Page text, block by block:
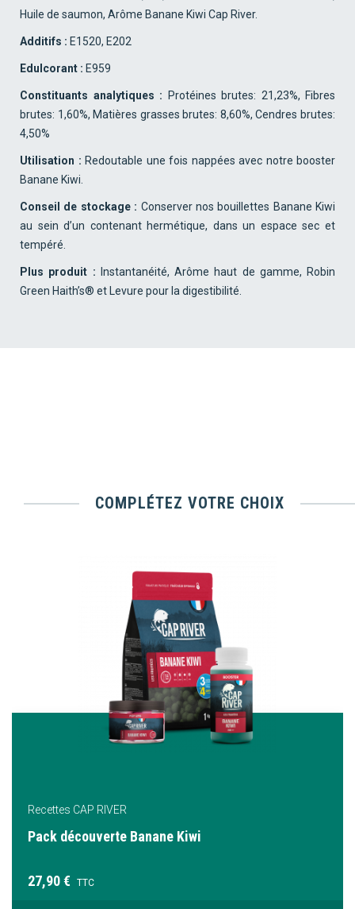
Huile de saumon, Arôme Banane Kiwi Cap River.
Additifs : E1520, E202
Edulcorant : E959
Constituants analytiques : Protéines brutes: 21,23%, Fibres
brutes: 1,60%, Matières grasses brutes: 8,60%, Cendres brutes:
4,50%
Utilisation : Redoutable une fois nappées avec notre booster
Banane Kiwi.
Conseil de stockage : Conserver nos bouillettes Banane Kiwi
au sein d’un contenant hermétique, dans un espace sec et
tempéré.
Plus produit : Instantanéité, Arôme haut de gamme, Robin
Green Haith’s® et Levure pour la digestibilité.
COMPLÉTEZ VOTRE CHOIX
Recettes CAP RIVER
Pack découverte Banane Kiwi
27,90 € TTC